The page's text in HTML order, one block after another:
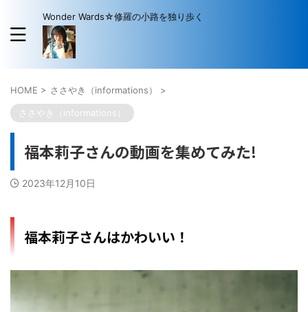
Wonder Wards☆修羅の小路を独り歩く
HOME > ささやき（informations） >
ささやき（informations）
福本莉子さんの動画を集めてみた!
2023年12月10日
福本莉子さんはかわいい！